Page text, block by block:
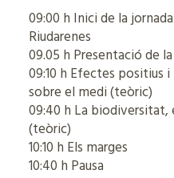
09:00 h Inici de la
Riudarenes
09.05 h Presentació de
09:10 h Efectes positius
sobre el medi (teòric)
09:40 h La biodiversitat,
(teòric)
10:10 h Els marges
10:40 h Pausa